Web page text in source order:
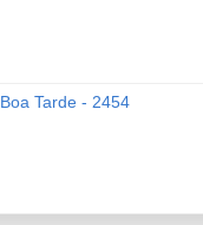
Boa Tarde - 2454